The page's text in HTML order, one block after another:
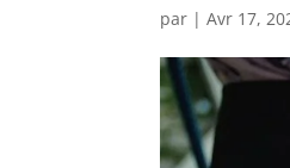
par |Avr 17,